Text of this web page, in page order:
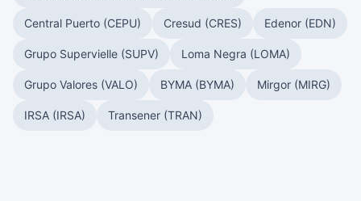
Central Puerto (CEPU) Cresud (CRES) Edenor (EDN)
Grupo Supervielle (SUPV) Loma Negra (LOMA)
Grupo Valores (VALO) BYMA (BYMA) Mirgor (MIRG)
IRSA (IRSA) Transener (TRAN)